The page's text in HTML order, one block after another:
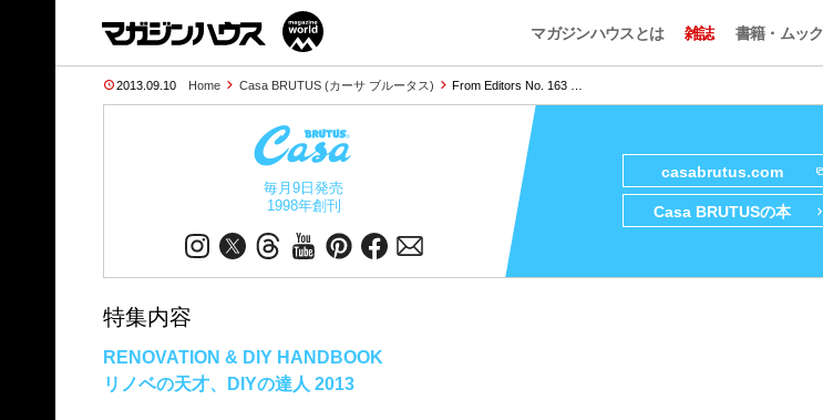
マガジンハウスとは 雑誌 書籍・ムック
2013.09.10 Home Casa BRUTUS (カーサ ブルータス) From Editors No. 163 …
毎月9日発売
1998年創刊
casabrutus.com
Casa BRUTUSの本
特集内容
RENOVATION & DIY HANDBOOK
リノベの天才、DIYの達人 2013